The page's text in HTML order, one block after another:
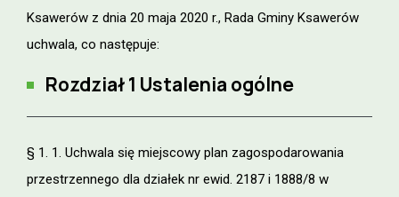
Ksawerów z dnia 20 maja 2020 r., Rada Gminy Ksawerów
uchwala, co następuje:
Rozdział 1 Ustalenia ogólne
§ 1. 1. Uchwala się miejscowy plan zagospodarowania
przestrzennego dla działek nr ewid. 2187 i 1888/8 w